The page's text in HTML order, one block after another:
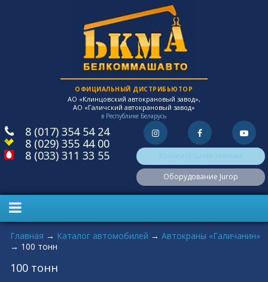
ОФИЦИАЛЬНЫЙ ДИСТРИБЬЮТОР
АО «Клинцовский автокрановый завод»,
АО «Галичский автокрановый завод»
в Республике Беларусь
8 (017) 354 54 24
8 (029) 355 44 00
8 (033) 311 33 55
Оборудование Jurop
Вы здесь
Главная → Каталог автомобилей → Автокраны «Галичанин»
→ 100 тонн
100 тонн